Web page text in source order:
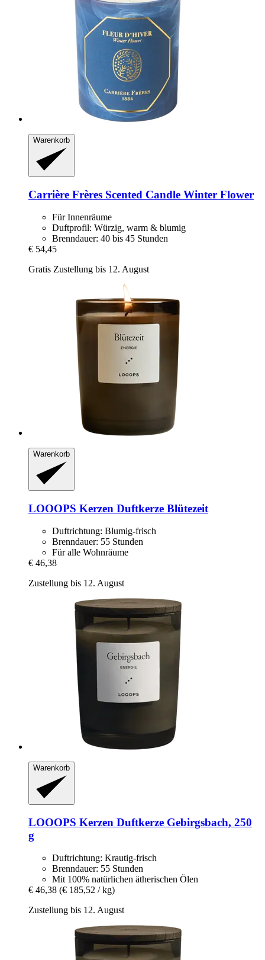
Warenkorb
Carrière Frères Scented Candle Winter Flower
Für Innenräume
Duftprofil: Würzig, warm & blumig
Brenndauer: 40 bis 45 Stunden
€ 54,45
Gratis Zustellung bis 12. August
Warenkorb
LOOOPS Kerzen Duftkerze Blütezeit
Duftrichtung: Blumig-frisch
Brenndauer: 55 Stunden
Für alle Wohnräume
€ 46,38
Zustellung bis 12. August
Warenkorb
LOOOPS Kerzen Duftkerze Gebirgsbach, 250
g
Duftrichtung: Krautig-frisch
Brenndauer: 55 Stunden
Mit 100% natürlichen ätherischen Ölen
€ 46,38 (€ 185,52 / kg)
Zustellung bis 12. August